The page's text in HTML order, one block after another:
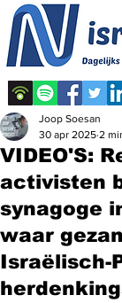
VIDEO'S:
activisten
synagoge
waar
Israëlisch-
Joop Soesan
30 apr 2025 2